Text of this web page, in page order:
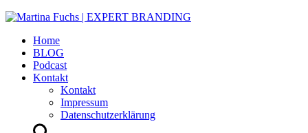
Home
BLOG
Podcast
Kontakt
Kontakt
Impressum
Datenschutzerklärung